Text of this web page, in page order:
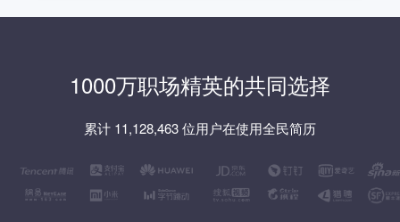
1000万职场精英的共同选择
累计 11,128,463 位用户在使用全民简历